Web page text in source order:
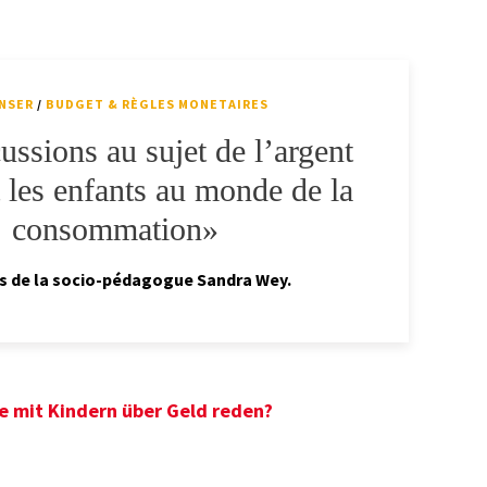
/ BUDGET & RÈGLES MONETAIRES
au sujet de l’argent
enfants au monde de la
consommation»
de la socio-pédagogue Sandra Wey.